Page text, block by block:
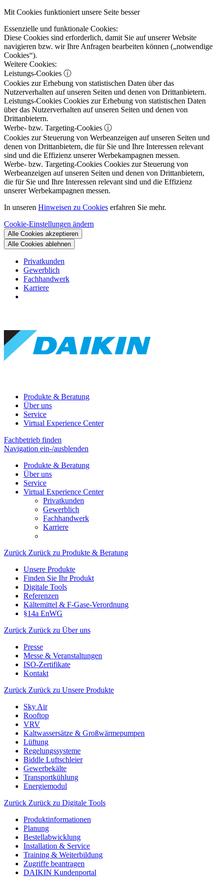
Mit Cookies funktioniert unsere Seite besser
Essenzielle und funktionale Cookies:
Diese Cookies sind erforderlich, damit Sie auf unserer Website
navigieren bzw. wir Ihre Anfragen bearbeiten können („notwendige
Cookies“).
Weitere Cookies:
Leistungs-Cookies ⓘ
Cookies zur Erhebung von statistischen Daten über das
Nutzerverhalten auf unseren Seiten und denen von Drittanbietern.
Leistungs-Cookies Cookies zur Erhebung von statistischen Daten
über das Nutzerverhalten auf unseren Seiten und denen von
Drittanbietern.
Werbe- bzw. Targeting-Cookies ⓘ
Cookies zur Steuerung von Werbeanzeigen auf unseren Seiten und
denen von Drittanbietern, die für Sie und Ihre Interessen relevant
sind und die Effizienz unserer Werbekampagnen messen.
Werbe- bzw. Targeting-Cookies Cookies zur Steuerung von
Werbeanzeigen auf unseren Seiten und denen von Drittanbietern,
die für Sie und Ihre Interessen relevant sind und die Effizienz
unserer Werbekampagnen messen.
In unseren Hinweisen zu Cookies erfahren Sie mehr.
Cookie-Einstellungen ändern
Alle Cookies akzeptieren
Alle Cookies ablehnen
Privatkunden
Gewerblich
Fachhandwerk
Karriere
Produkte & Beratung
Über uns
Service
Virtual Experience Center
Fachbetrieb finden
Navigation ein-/ausblenden
Produkte & Beratung
Über uns
Service
Virtual Experience Center
Privatkunden
Gewerblich
Fachhandwerk
Karriere
Zurück Zurück zu Produkte & Beratung
Unsere Produkte
Finden Sie Ihr Produkt
Digitale Tools
Referenzen
Kältemittel & F-Gase-Verordnung
§14a EnWG
Zurück Zurück zu Über uns
Presse
Messe & Veranstaltungen
ISO-Zertifikate
Kontakt
Zurück Zurück zu Unsere Produkte
Sky Air
Rooftop
VRV
Kaltwassersätze & Großwärmepumpen
Lüftung
Regelungssysteme
Biddle Luftschleier
Gewerbekälte
Transportkühlung
Energiemodul
Zurück Zurück zu Digitale Tools
Produktinformationen
Planung
Bestellabwicklung
Installation & Service
Training & Weiterbildung
Zugriffe beantragen
DAIKIN Kundenportal